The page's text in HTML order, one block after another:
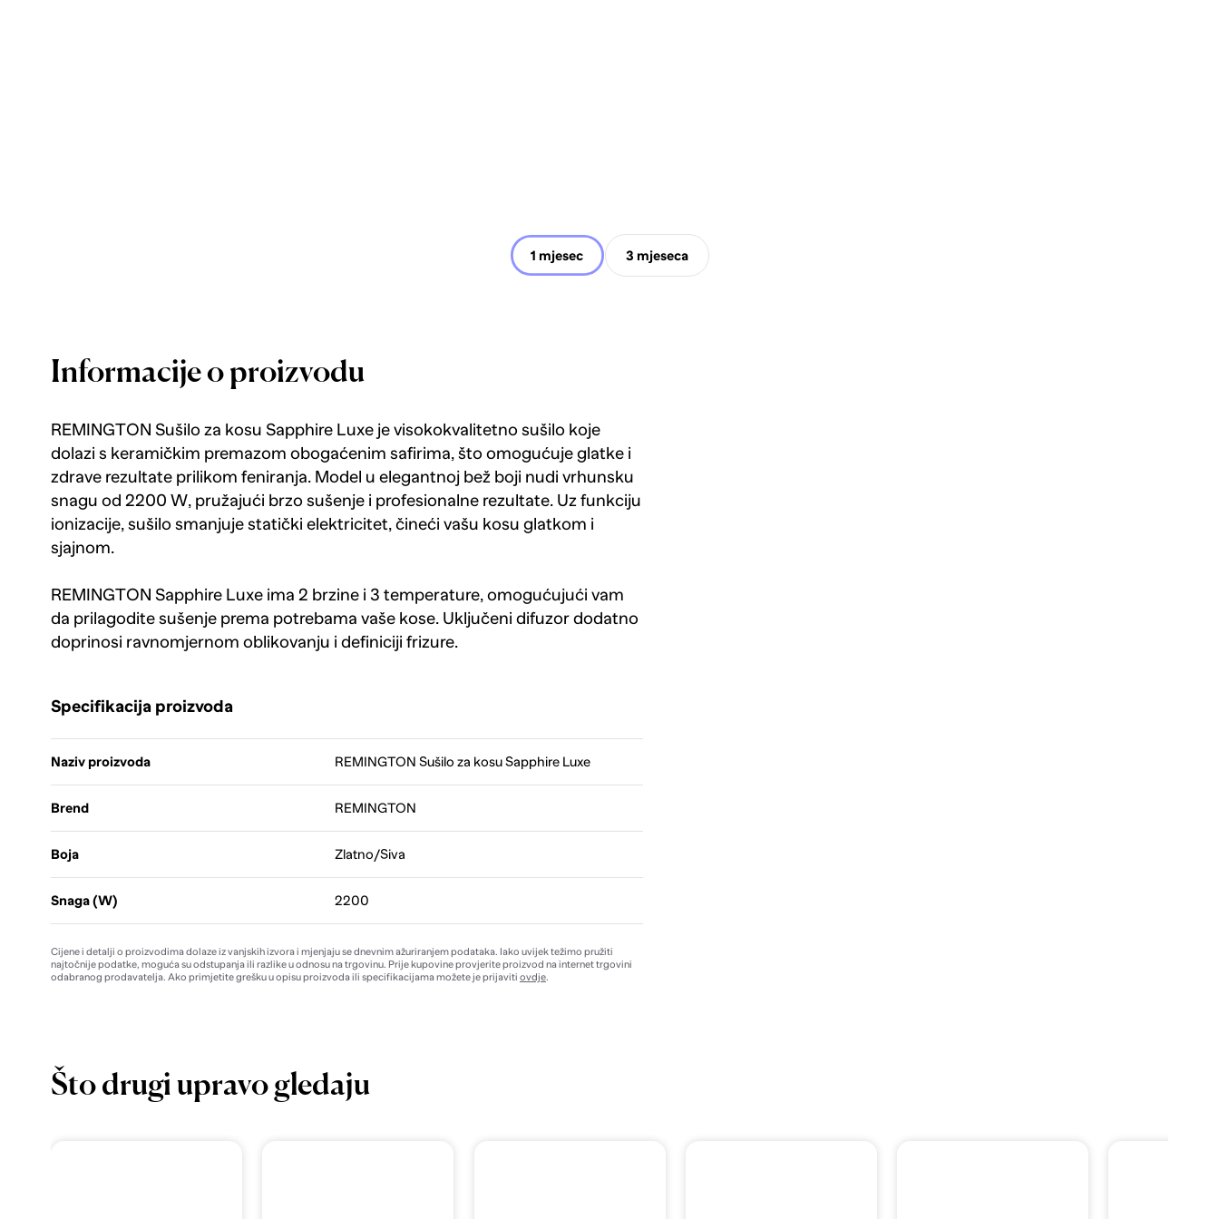
1 mjesec 3 mjeseca
Informacije o proizvodu
REMINGTON Sušilo za kosu Sapphire Luxe je visokokvalitetno sušilo koje
dolazi s keramičkim premazom obogaćenim safirima, što omogućuje glatke i
zdrave rezultate prilikom feniranja. Model u elegantnoj bež boji nudi vrhunsku
snagu od 2200 W, pružajući brzo sušenje i profesionalne rezultate. Uz funkciju
ionizacije, sušilo smanjuje statički elektricitet, čineći vašu kosu glatkom i
sjajnom.
REMINGTON Sapphire Luxe ima 2 brzine i 3 temperature, omogućujući vam
da prilagodite sušenje prema potrebama vaše kose. Uključeni difuzor dodatno
doprinosi ravnomjernom oblikovanju i definiciji frizure.
Specifikacija proizvoda
Naziv proizvoda REMINGTON Sušilo za kosu Sapphire Luxe
Brend REMINGTON
Boja Zlatno/Siva
Snaga (W) 2200
Cijene i detalji o proizvodima dolaze iz vanjskih izvora i mjenjaju se dnevnim ažuriranjem podataka. Iako uvijek težimo pružiti
najtočnije podatke, moguća su odstupanja ili razlike u odnosu na trgovinu. Prije kupovine provjerite proizvod na internet trgovini
odabranog prodavatelja. Ako primjetite grešku u opisu proizvoda ili specifikacijama možete je prijaviti ovdje.
Što drugi upravo gledaju